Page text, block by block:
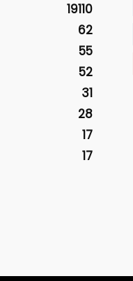
19110
62
55
52
31
28
17
17